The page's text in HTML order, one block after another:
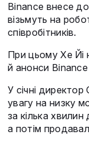
Binance внесе
візьмуть на
співробітників.
При цьому Хе Йі
й анонси
У січні
увагу на низку
за кілька
а потім